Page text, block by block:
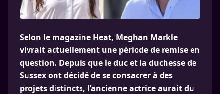
Selon le magazine Heat, Meghan Markle
vivrait actuellement une période de remise en
question. Depuis que le duc et la duchesse de
Sussex ont décidé de se consacrer à des
projets distincts, l’ancienne actrice aurait du